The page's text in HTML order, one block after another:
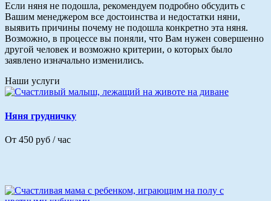
Если няня не подошла, рекомендуем подробно обсудить с
Вашим менеджером все достоинства и недостатки няни,
выявить причины почему не подошла конкретно эта няня.
Возможно, в процессе вы поняли, что Вам нужен совершенно
другой человек и возможно критерии, о которых было
заявлено изначально изменились.
Наши услуги
Няня грудничку
От 450 руб / час